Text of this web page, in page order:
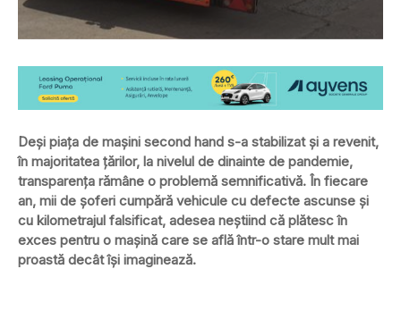
Deși piața de mașini second hand s-a stabilizat și a revenit,
în majoritatea țărilor, la nivelul de dinainte de pandemie,
transparența rămâne o problemă semnificativă. În fiecare
an, mii de șoferi cumpără vehicule cu defecte ascunse și
cu kilometrajul falsificat, adesea neștiind că plătesc în
exces pentru o mașină care se află într-o stare mult mai
proastă decât își imaginează.